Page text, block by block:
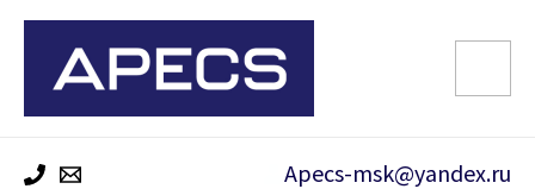
Перейти
содержимому
Apecs-msk@yandex.ru